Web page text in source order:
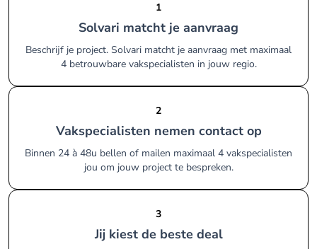
1
Solvari matcht je aanvraag
Beschrijf je project. Solvari matcht je aanvraag met maximaal
4 betrouwbare vakspecialisten in jouw regio.
2
Vakspecialisten nemen contact op
Binnen 24 à 48u bellen of mailen maximaal 4 vakspecialisten
jou om jouw project te bespreken.
3
Jij kiest de beste deal